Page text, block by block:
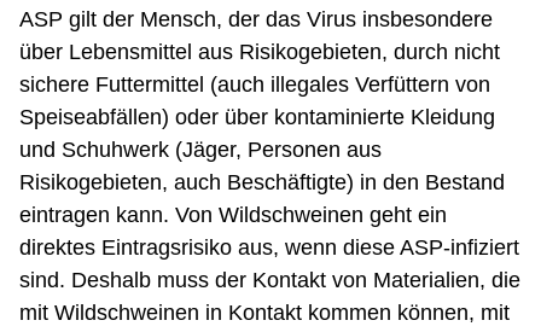
ASP gilt der Mensch, der das Virus insbesondere
über Lebensmittel aus Risikogebieten, durch nicht
sichere Futtermittel (auch illegales Verfüttern von
Speiseabfällen) oder über kontaminierte Kleidung
und Schuhwerk (Jäger, Personen aus
Risikogebieten, auch Beschäftigte) in den Bestand
eintragen kann. Von Wildschweinen geht ein
direktes Eintragsrisiko aus, wenn diese ASP-infiziert
sind. Deshalb muss der Kontakt von Materialien, die
mit Wildschweinen in Kontakt kommen können, mit